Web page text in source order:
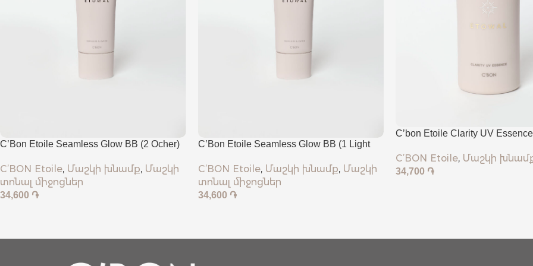
C’Bon Etoile Seamless Glow BB (2 Ocher)
C’BON Etoile, Մաշկի խնամք, Մաշկի
տոնալ միջոցներ
34,600 ֏
C’Bon Etoile Seamless Glow BB (1 Light
C’BON Etoile, Մաշկի խնամք, Մաշկի
տոնալ միջոցներ
34,600 ֏
C’bon Etoile Clarity UV Essence
C’BON Etoile, Մաշկի
34,700 ֏